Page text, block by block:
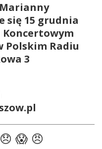
się 15 grudnia
Koncertowym
Polskim Radiu
3